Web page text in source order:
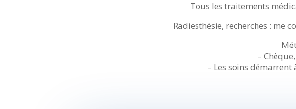
Tous les traitements
Radiesthésie, recherches : me
–
– Les soins